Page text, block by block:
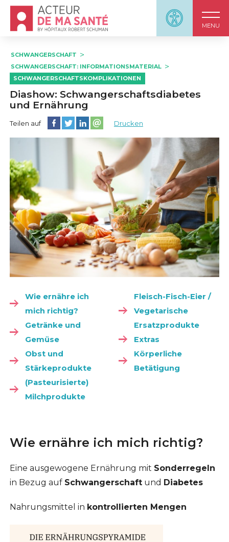
Panneau
MENU
Accueil - Acteur de ma santé, by HôpitauxRobert
SCHWANGERSCHAFT
SCHWANGERSCHAFT: INFORMATIONSMATERIAL
SCHWANGERSCHAFTSKOMPLIKATIONEN
Diashow: Schwangerschaftsdiabetes
und Ernährung
Teilen auf Diese Seite auf Facebook teilen
Diese Seite auf Twitter teilen
Diese Seite auf LinkedIn teilen
Partager cette page sur email
Drucken
Wie ernähre ich
mich richtig?
Getränke und
Gemüse
Obst und
Stärkeprodukte
(Pasteurisierte)
Milchprodukte
Fleisch-Fisch-Eier /
Vegetarische
Ersatzprodukte
Extras
Körperliche
Betätigung
Wie ernähre ich mich richtig?
Eine ausgewogene Ernährung mit Sonderregeln
in Bezug auf Schwangerschaftund Diabetes
Nahrungsmittel in kontrollierten Mengen